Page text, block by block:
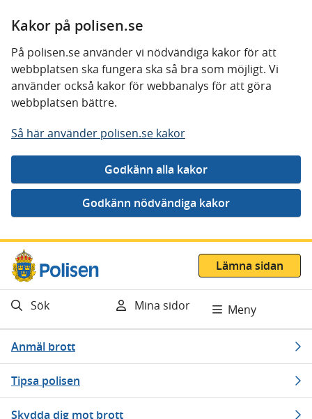
Kakor på polisen.se
På polisen.se använder vi nödvändiga kakor för att
webbplatsen ska fungera ska så bra som möjligt. Vi
använder också kakor för webbanalys för att göra
webbplatsen bättre.
Så här använder polisen.se kakor
Gå direkt till innehåll
Lämna sidan
Sök Mina sidor Meny
Anmäl brott
Tipsa polisen
Skydda dig mot brott